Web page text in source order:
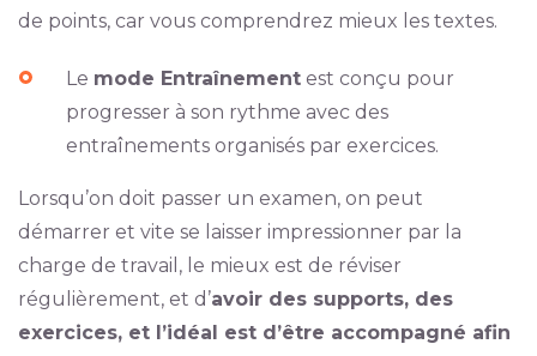
de points, car vous comprendrez mieux les textes.
Le mode Entraînement est conçu pour
progresser à son rythme avec des
entraînements organisés par exercices.
Lorsqu’on doit passer un examen, on peut
démarrer et vite se laisser impressionner par la
charge de travail, le mieux est de réviser
régulièrement, et d’avoir des supports, des
exercices, et l’idéal est d’être accompagné afin